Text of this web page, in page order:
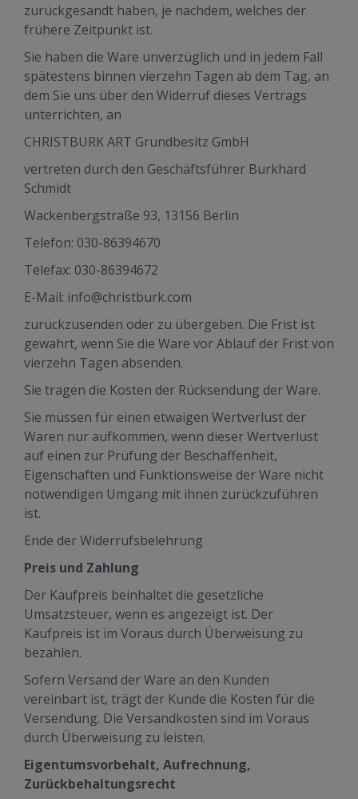
zurückgesandt haben, je nachdem, welches der
frühere Zeitpunkt ist.
Sie haben die Ware unverzüglich und in jedem Fall
spätestens binnen vierzehn Tagen ab dem Tag, an
dem Sie uns über den Widerruf dieses Vertrags
unterrichten, an
CHRISTBURK ART Grundbesitz GmbH
vertreten durch den Geschäftsführer Burkhard
Schmidt
Wackenbergstraße 93, 13156 Berlin
Telefon: 030-86394670
Telefax: 030-86394672
E-Mail: info@christburk.com
zurückzusenden oder zu übergeben. Die Frist ist
gewahrt, wenn Sie die Ware vor Ablauf der Frist von
vierzehn Tagen absenden.
Sie tragen die Kosten der Rücksendung der Ware.
Sie müssen für einen etwaigen Wertverlust der
Waren nur aufkommen, wenn dieser Wertverlust
auf einen zur Prüfung der Beschaffenheit,
Eigenschaften und Funktionsweise der Ware nicht
notwendigen Umgang mit ihnen zurückzuführen
ist.
Ende der Widerrufsbelehrung
Preis und Zahlung
Der Kaufpreis beinhaltet die gesetzliche
Umsatzsteuer, wenn es angezeigt ist. Der
Kaufpreis ist im Voraus durch Überweisung zu
bezahlen.
Sofern Versand der Ware an den Kunden
vereinbart ist, trägt der Kunde die Kosten für die
Versendung. Die Versandkosten sind im Voraus
durch Überweisung zu leisten.
Eigentumsvorbehalt, Aufrechnung,
Zurückbehaltungsrecht